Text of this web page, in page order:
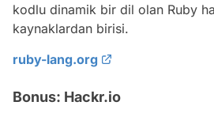
kodlu dinamik bir dil olan Ruby
kaynaklardan birisi.
ruby-lang.org
Bonus: Hackr.io